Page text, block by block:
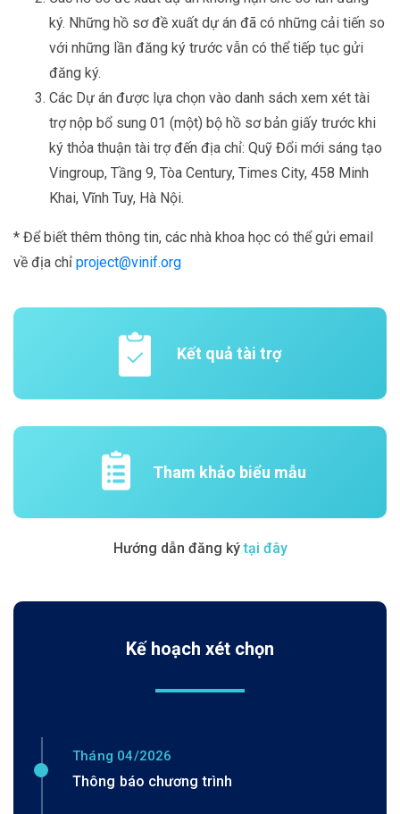
ký. Những hồ sơ đề xuất dự án đã có những cải tiến so
với những lần đăng ký trước vẫn có thể tiếp tục gửi
đăng ký.
Các Dự án được lựa chọn vào danh sách xem xét tài
trợ nộp bổ sung 01 (một) bộ hồ sơ bản giấy trước khi
ký thỏa thuận tài trợ đến địa chỉ: Quỹ Đổi mới sáng tạo
Vingroup, Tầng 9, Tòa Century, Times City, 458 Minh
Khai, Vĩnh Tuy, Hà Nội.
* Để biết thêm thông tin, các nhà khoa học có thể gửi email
về địa chỉ project@vinif.org
Kết quả tài trợ
Kế hoạch xét chọn
Tháng 04/2026
Thông báo chương trình
Tham khảo biểu mẫu
Hướng dẫn đăng kýtại đây